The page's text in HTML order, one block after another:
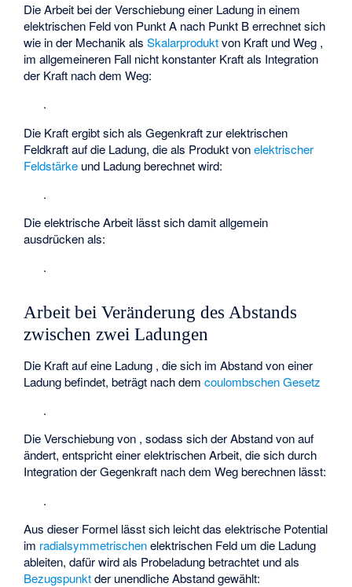
Die Arbeit bei der Verschiebung einer Ladung in einem
elektrischen Feld von Punkt A nach Punkt B errechnet sich
wie in der Mechanik alsSkalarproduktvon Kraft und Weg ,
im allgemeineren Fall nicht konstanter Kraft als Integration
der Kraft nach dem Weg:
.
Die Kraft ergibt sich als Gegenkraft zur elektrischen
Feldkraft auf die Ladung, die als Produkt vonelektrischer
Feldstärke und Ladung berechnet wird:
.
Die elektrische Arbeit lässt sich damit allgemein
ausdrücken als:
.
Arbeit bei Veränderung des Abstands
zwischen zwei Ladungen
Die Kraft auf eine Ladung , die sich im Abstandvon einer
Ladungbefindet, beträgt nach demcoulombschen Gesetz
.
Die Verschiebung von , sodass sich der Abstand vonauf
ändert, entspricht einer elektrischen Arbeit, die sich durch
Integration der Gegenkraft nach dem Weg berechnen lässt:
.
Aus dieser Formel lässt sich leicht das elektrische Potential
im radialsymmetrischenelektrischen Feld um die Ladung
ableiten, dafür wirdals Probeladung betrachtet und als
Bezugspunktder unendliche Abstand gewählt: